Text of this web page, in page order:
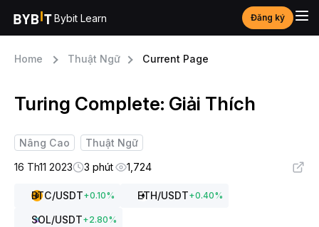
Bybit Learn Đăng ký
Home Thuật Ngữ Current Page
Turing Complete: Giải Thích
Nâng Cao
Thuật Ngữ
16 Th11 2023
3 phút 1,724
BTC/USDT+0.10% ETH/USDT+0.40%
SOL/USDT+2.80%